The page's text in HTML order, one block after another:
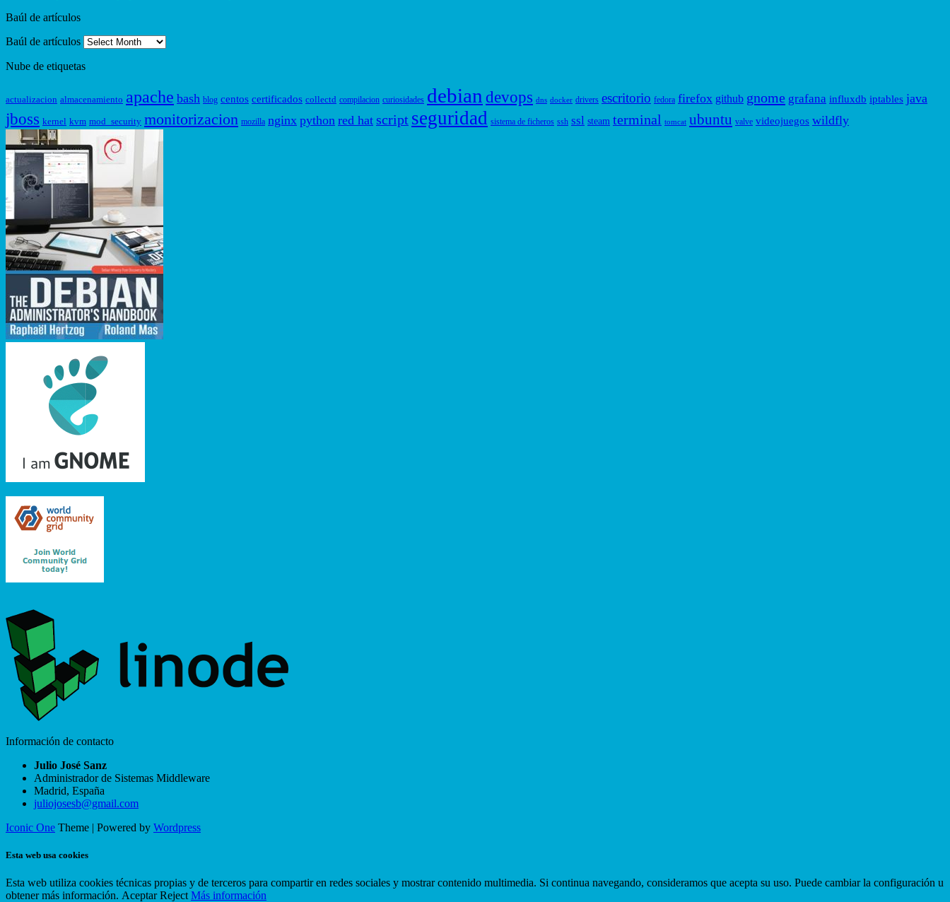
Baúl de artículos
Baúl de artículos
Nube de etiquetas
actualizacion almacenamiento apache bash blog centos certificados collectd compilacion curiosidades debian devops dns docker drivers escritorio fedora firefox github gnome grafana influxdb iptables java
jboss kernel kvm mod_security monitorizacion mozilla nginx python red hat script seguridad sistema de ficheros ssh ssl steam terminal tomcat ubuntu valve videojuegos wildfly
Información de contacto
Julio José Sanz
Administrador de Sistemas Middleware
Madrid, España
juliojosesb@gmail.com
Iconic One Theme | Powered by Wordpress
Esta web usa cookies
Esta web utiliza cookies técnicas propias y de terceros para compartir en redes sociales y mostrar contenido multimedia. Si continua navegando, consideramos que acepta su uso. Puede cambiar la configuración u
obtener más información. Aceptar Reject Más información